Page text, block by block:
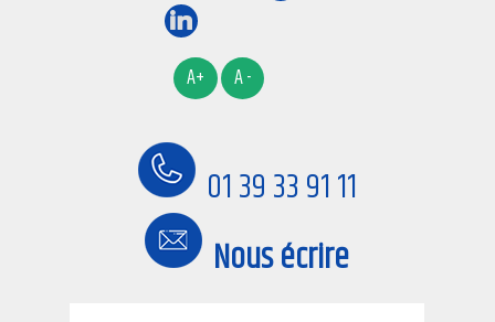
01 39 33 91 11
Nous écrire